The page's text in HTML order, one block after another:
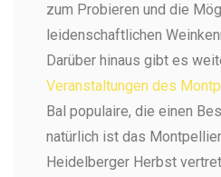
zum Probieren und die
leidenschaftlichen
Darüber hinaus gibt es
Veranstaltungen des
Bal populaire, die einen
natürlich ist das
Heidelberger Herbst